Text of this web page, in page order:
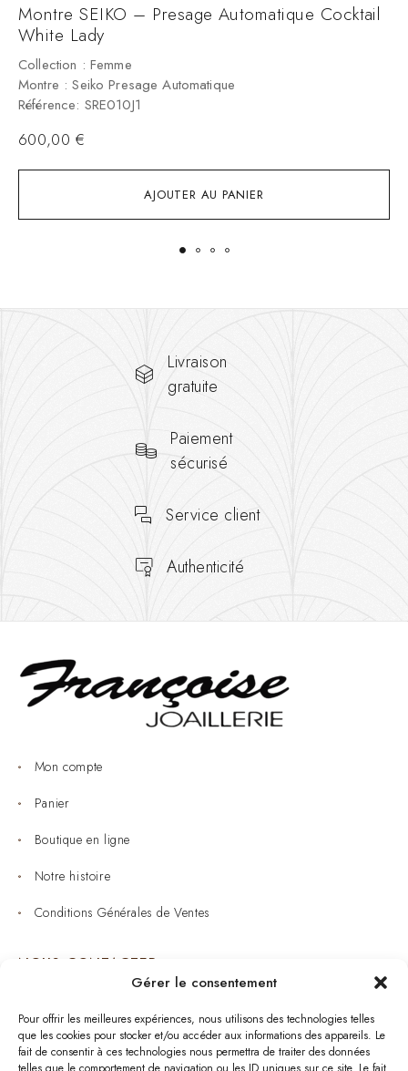
Gérer le consentement
Pour offrir les meilleures expériences, nous utilisons des technologies telles
que les cookies pour stocker et/ou accéder aux informations des appareils. Le
fait de consentir à ces technologies nous permettra de traiter des données
AJOUTER AU PANIER
Montre SEIKO – Presage Automatique Cocktail
White Lady
Collection : Femme
Montre : Seiko Presage Automatique
Référence: SRE010J1
600,00 €
Livraison
gratuite
Paiement
sécurisé
Service client
Authenticité
Mon compte
Panier
Boutique en ligne
Notre histoire
Conditions Générales de Ventes
NOUS CONTACTER
Bijouterie : 05 53 53 64 11